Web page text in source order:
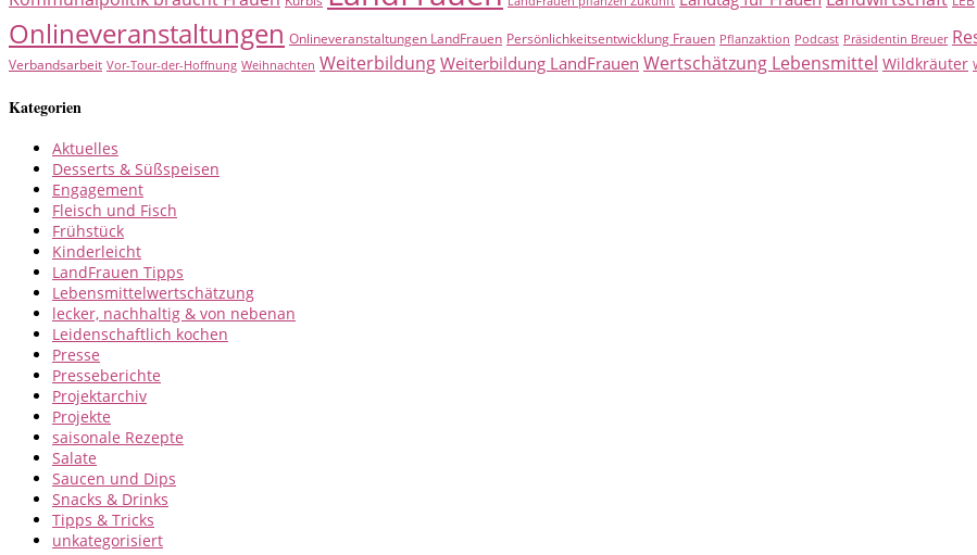
Onlineveranstaltungen Onlineveranstaltungen LandFrauen Persönlichkeitsentwicklung Frauen Pflanzaktion Podcast Präsidentin Breuer
Verbandsarbeit Vor-Tour-der-Hoffnung Weihnachten Weiterbildung Weiterbildung LandFrauen Wertschätzung Lebensmittel Wildkräuter
Kategorien
Aktuelles
Desserts & Süßspeisen
Engagement
Fleisch und Fisch
Frühstück
Kinderleicht
LandFrauen Tipps
Lebensmittelwertschätzung
lecker, nachhaltig & von nebenan
Leidenschaftlich kochen
Presse
Presseberichte
Projektarchiv
Projekte
saisonale Rezepte
Salate
Saucen und Dips
Snacks & Drinks
Tipps & Tricks
unkategorisiert